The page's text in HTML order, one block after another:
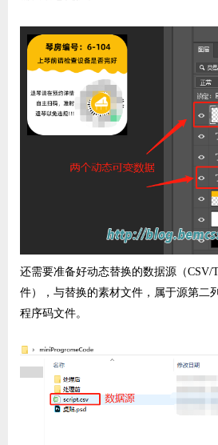
还需要准备好动态替换的数据源（CSV/
件），与替换的素材文件，属于源第二
程序码文件。